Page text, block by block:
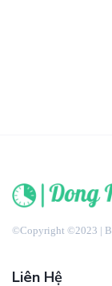
©Copyright ©2023 |
Liên Hệ